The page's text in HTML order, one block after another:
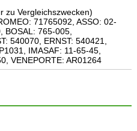
zu Vergleichszwecken)
71765092, ASSO: 02-
BOSAL: 765-005,
540070, ERNST: 540421,
IMASAF: 11-65-45,
VENEPORTE: AR01264